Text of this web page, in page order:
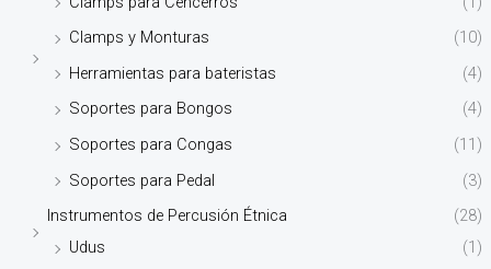
Clamps y Monturas
(10)
Herramientas para bateristas
(4)
Soportes para Bongos
(4)
Soportes para Congas
(11)
Soportes para Pedal
(3)
Instrumentos de Percusión Étnica
(28)
Udus
(1)